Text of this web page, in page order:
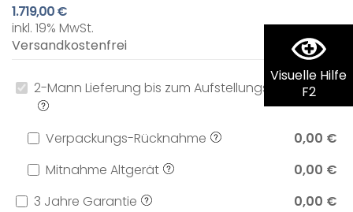
Visuelle Hilfe
F2
1.719,00 €
inkl. 19% MwSt.
Versandkostenfrei
2-Mann Lieferung bis zum Aufstellungsort 0,00 €
Verpackungs-Rücknahme
0,00 €
Mitnahme Altgerät
0,00 €
3 Jahre Garantie
0,00 €